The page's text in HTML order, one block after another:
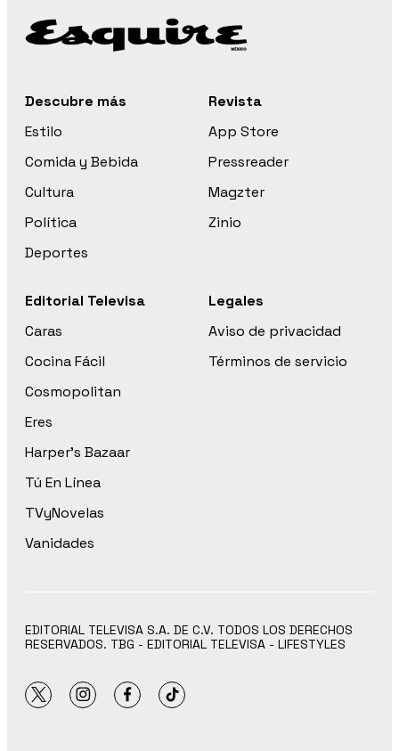
Descubre más
Estilo
Comida y Bebida
Cultura
Política
Deportes
Revista
App Store
Pressreader
Magzter
Zinio
Editorial Televisa
Caras
Cocina Fácil
Cosmopolitan
Eres
Harper’s Bazaar
Tú En Línea
TVyNovelas
Vanidades
Legales
Aviso de privacidad
Términos de servicio
EDITORIAL TELEVISA S.A. DE C.V. TODOS LOS DERECHOS
RESERVADOS. TBG - EDITORIAL TELEVISA - LIFESTYLES
twitterinstagram
facebooktiktok